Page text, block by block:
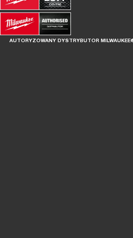
AUTORYZOWANY DYSTRYBUTOR